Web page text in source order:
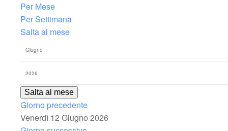
Per Mese
Per Settimana
Salta al mese
Salta al mese
Giorno precedente
Venerdì 12 Giugno 2026